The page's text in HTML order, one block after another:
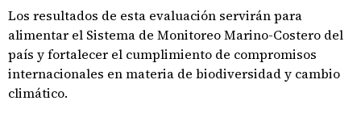
Los resultados de esta evaluación servirán para
alimentar el Sistema de Monitoreo Marino-Costero del
país y fortalecer el cumplimiento de compromisos
internacionales en materia de biodiversidad y cambio
climático.